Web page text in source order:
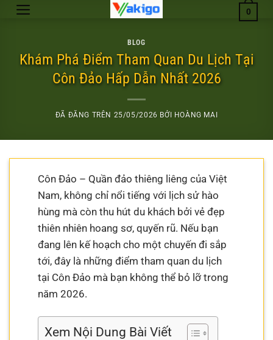
Chuyển
dung
0
BLOG
Khám Phá Điểm Tham Quan Du Lịch Tại
Côn Đảo Hấp Dẫn Nhất 2026
ĐÃ ĐĂNG TRÊN 25/05/2026 BỞI HOÀNG MAI
Côn Đảo – Quần đảo thiêng liêng của Việt
Nam, không chỉ nổi tiếng với lịch sử hào
hùng mà còn thu hút du khách bởi vẻ đẹp
thiên nhiên hoang sơ, quyến rũ. Nếu bạn
đang lên kế hoạch cho một chuyến đi sắp
tới, đây là những điểm tham quan du lịch
tại Côn Đảo mà bạn không thể bỏ lỡ trong
năm 2026.
Xem Nội Dung Bài Viết